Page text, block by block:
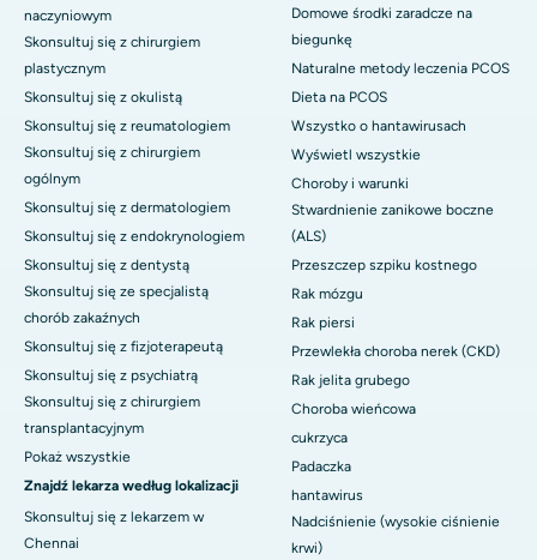
naczyniowym
Skonsultuj się z chirurgiem
plastycznym
Skonsultuj się z okulistą
Skonsultuj się z reumatologiem
Skonsultuj się z chirurgiem
ogólnym
Skonsultuj się z dermatologiem
Skonsultuj się z endokrynologiem
Skonsultuj się z dentystą
Skonsultuj się ze specjalistą
chorób zakaźnych
Skonsultuj się z fizjoterapeutą
Skonsultuj się z psychiatrą
Skonsultuj się z chirurgiem
transplantacyjnym
Pokaż wszystkie
Znajdź lekarza według lokalizacji
Skonsultuj się z lekarzem w
Chennai
Domowe środki zaradcze na
biegunkę
Naturalne metody leczenia PCOS
Dieta na PCOS
Wszystko o hantawirusach
Wyświetl wszystkie
Choroby i warunki
Stwardnienie zanikowe boczne
(ALS)
Przeszczep szpiku kostnego
Rak mózgu
Rak piersi
Przewlekła choroba nerek (CKD)
Rak jelita grubego
Choroba wieńcowa
cukrzyca
Padaczka
hantawirus
Nadciśnienie (wysokie ciśnienie
krwi)